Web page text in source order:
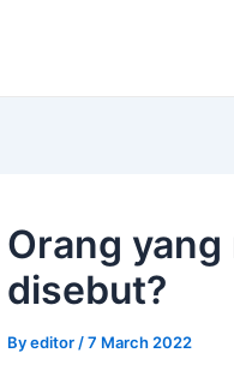
Orang
disebut?
Byeditor /7 March 2022